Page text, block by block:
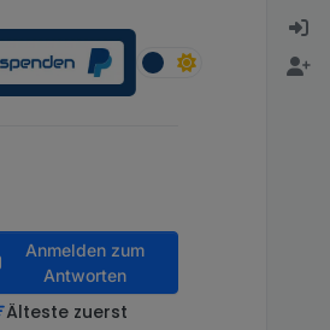
Anmelden zum
Antworten
Älteste zuerst